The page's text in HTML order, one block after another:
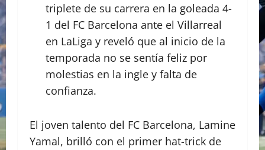
triplete de su carrera en la goleada 4-
1 del FC Barcelona ante el Villarreal
en LaLiga y reveló que al inicio de la
temporada no se sentía feliz por
molestias en la ingle y falta de
confianza.
El joven talento del FC Barcelona, Lamine
Yamal, brilló con el primer hat-trick de